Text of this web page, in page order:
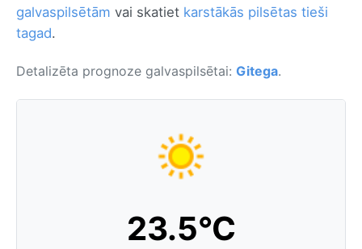
galvaspilsētām vai skatiet karstākās pilsētas tieši
tagad.
Detalizēta prognoze galvaspilsētai: Gitega.
23.5°C